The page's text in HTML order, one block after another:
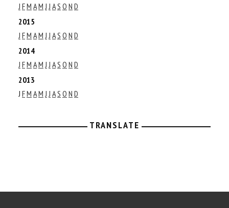
J FM AM J J AS O N D
2015
J FM AM J J AS O N D
2014
J FM AM J J AS O N D
2013
J FM AM J J AS O N D
TRANSLATE